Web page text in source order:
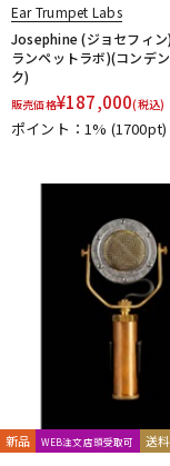
DJ機器
配信/ライブ
中古
Ear Trumpet Labs
Josephine (ジョセフィン
ランペットラボ)(コンデ
ク)
販売価格¥187,000(税込)
ポイント：1% (1700pt)
新品 WEB注文店頭受取可 送